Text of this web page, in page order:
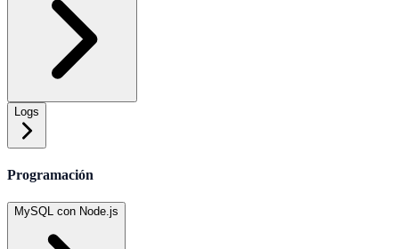
Logs
Programación
MySQL con Node.js